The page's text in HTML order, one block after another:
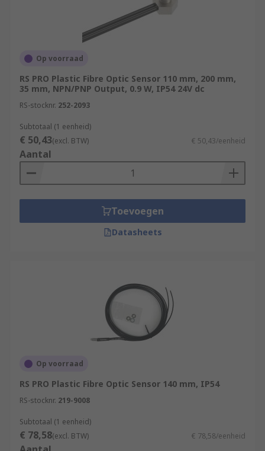
Op voorraad
RS PRO Plastic Fibre Optic Sensor 110 mm, 200 mm,
35 mm, NPN/PNP Output, 0.9 W, IP54 24V dc
RS-stocknr. 252-2093
Subtotaal (1 eenheid)
€ 50,43(excl. BTW) € 50,43/eenheid
Aantal
Toevoegen
Datasheets
Op voorraad
RS PRO Plastic Fibre Optic Sensor 140 mm, IP54
RS-stocknr. 219-9008
Subtotaal (1 eenheid)
€ 78,58(excl. BTW) € 78,58/eenheid